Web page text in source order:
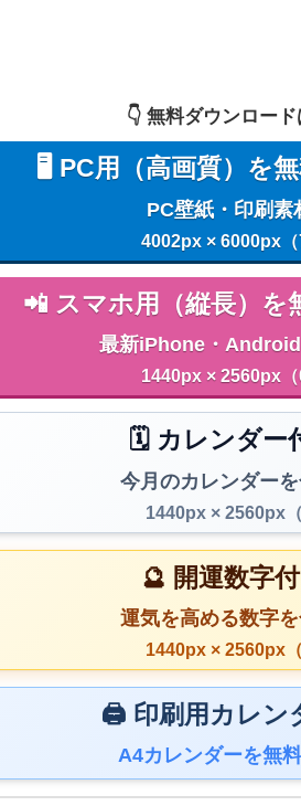
👇️ 無料ダウンロー
🖥️ PC用（高画質）を
PC壁紙・印刷素
4002px × 6000px（
📲 スマホ用（縦長）を
最新iPhone・
1440px × 2560px（
🗓️ カレンダー
今月のカレンダー
1440px × 2560px（
🔮 開運数字
運気を高める数字
1440px × 2560px（
🖨️ 印刷用カレン
A4カレンダーを無